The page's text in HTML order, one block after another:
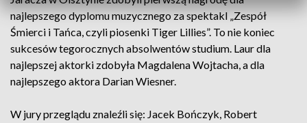
najlepszego dyplomu muzycznego za spektakl „Zespół
Śmierci i Tańca, czyli piosenki Tiger Lillies”. To nie koniec
sukcesów tegorocznych absolwentów studium. Laur dla
najlepszej aktorki zdobyła Magdalena Wojtacha, a dla
najlepszego aktora Darian Wiesner.
W jury przeglądu znaleźli się: Jacek Bończyk, Robert